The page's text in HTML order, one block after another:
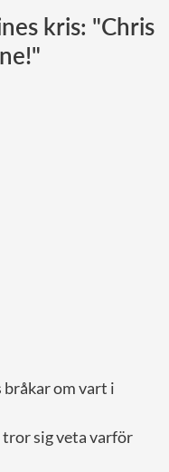
kris: "Chris
bråkar om vart i
sig veta varför